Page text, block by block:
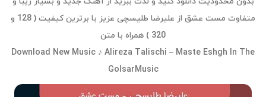
متفاوت مست عشق از علیرضا طلیسچی عزیز با برترین کیفیت ( 128 و
320 ) همراه با متن
Download New Music ♪ Alireza Talischi – Maste Eshgh In The
GolsarMusic